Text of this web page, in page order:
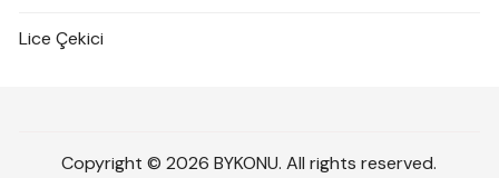
Lice Çekici
Copyright © 2026 BYKONU. All rights reserved.